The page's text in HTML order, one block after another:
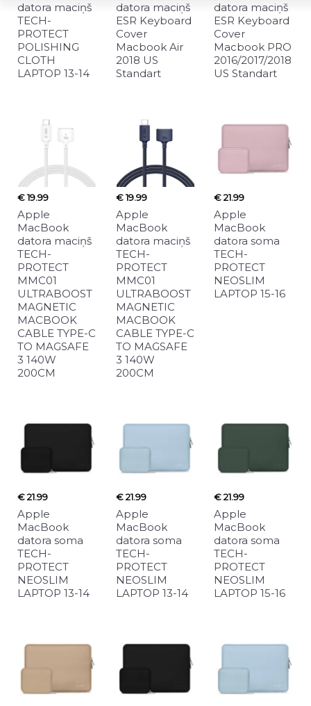
datora maciņš
TECH-
PROTECT
POLISHING
CLOTH
LAPTOP 13-14
datora maciņš
ESR Keyboard
Cover
Macbook Air
2018 US
Standart
datora maciņš
ESR Keyboard
Cover
Macbook PRO
2016/2017/2018
US Standart
€ 19.99
Apple
MacBook
datora maciņš
TECH-
PROTECT
MMC01
ULTRABOOST
MAGNETIC
MACBOOK
CABLE TYPE-C
TO MAGSAFE
3 140W
200CM
€ 19.99
Apple
MacBook
datora maciņš
TECH-
PROTECT
MMC01
ULTRABOOST
MAGNETIC
MACBOOK
CABLE TYPE-C
TO MAGSAFE
3 140W
200CM
€ 21.99
Apple
MacBook
datora soma
TECH-
PROTECT
NEOSLIM
LAPTOP 15-16
€ 21.99
Apple
MacBook
datora soma
TECH-
PROTECT
NEOSLIM
LAPTOP 13-14
€ 21.99
Apple
MacBook
datora soma
TECH-
PROTECT
NEOSLIM
LAPTOP 13-14
€ 21.99
Apple
MacBook
datora soma
TECH-
PROTECT
NEOSLIM
LAPTOP 15-16